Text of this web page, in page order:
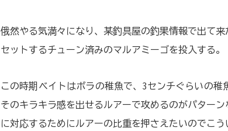
俄然やる気満々になり、某釣具屋の釣果情報で出て
セットするチューン済みのマルアミーゴを投入する。
この時期ベイトはボラの稚魚で、3センチぐらいの
そのキラキラ感を出せるルアーで攻めるのがパター
に対応するためにルアーの比重を押さえたいのでこ